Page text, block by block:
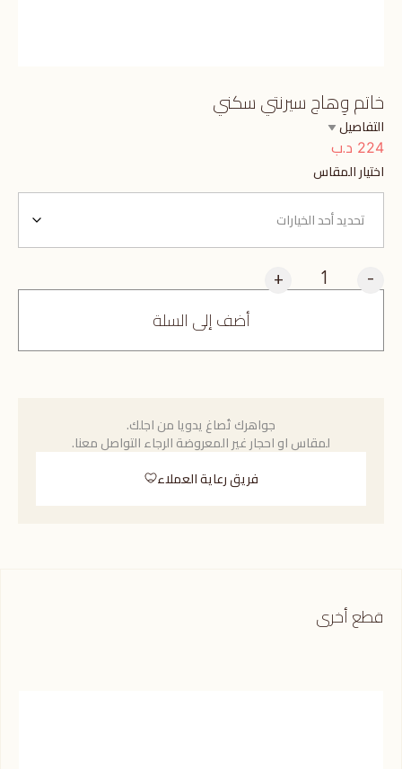
خاتم وِهاج سيرنتي سكني
التفاصيل
224 د.ب
اختيار المقاس
-
+
أضف إلى السلة
جواهرك تُصاغ يدويا من اجلك.
لمقاس او احجار غير المعروضة الرجاء التواصل معنا.
فريق رعاية العملاء
قطع أخرى